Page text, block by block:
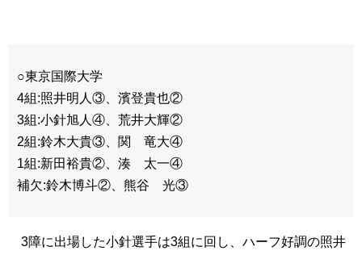
○東京国際大学
4組:照井明人③、濱登貴也②
3組:小針旭人④、荒井大輝②
2組:鈴木大貴③、関 竜大④
1組:新田裕貴②、湊 太一④
補欠:鈴木博斗②、熊谷 光③
3障に出場した小針選手は3組に回し、ハーフ好調の照井